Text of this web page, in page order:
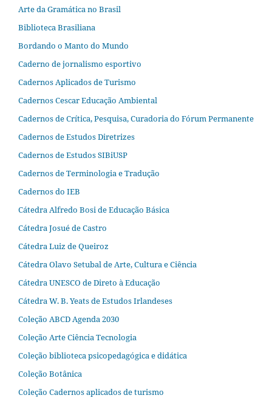
Arte da Gramática no Brasil
Biblioteca Brasiliana
Bordando o Manto do Mundo
Caderno de jornalismo esportivo
Cadernos Aplicados de Turismo
Cadernos Cescar Educação Ambiental
Cadernos de Crítica, Pesquisa, Curadoria do Fórum Permanente
Cadernos de Estudos Diretrizes
Cadernos de Estudos SIBiUSP
Cadernos de Terminologia e Tradução
Cadernos do IEB
Cátedra Alfredo Bosi de Educação Básica
Cátedra Josué de Castro
Cátedra Luiz de Queiroz
Cátedra Olavo Setubal de Arte, Cultura e Ciência
Cátedra UNESCO de Direto à Educação
Cátedra W. B. Yeats de Estudos Irlandeses
Coleção ABCD Agenda 2030
Coleção Arte Ciência Tecnologia
Coleção biblioteca psicopedagógica e didática
Coleção Botânica
Coleção Cadernos aplicados de turismo